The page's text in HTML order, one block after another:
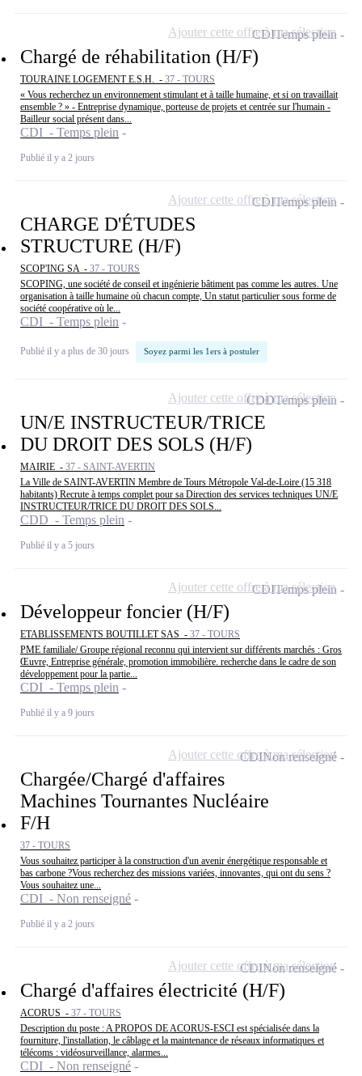
Chargé de réhabilitation (H/F)
TOURAINE LOGEMENT E.S.H. - 37 - TOURS
« Vous recherchez un environnement stimulant et à taille humaine, et si on travaillait
ensemble ? » - Entreprise dynamique, porteuse de projets et centrée sur l'humain -
Bailleur social présent dans...
CDI - Temps plein
Publié il y a 2 jours
CDITemps plein
Ajouter cette offre à ma sélection
CHARGE D'ÉTUDES
STRUCTURE (H/F)
SCOP'ING SA - 37 - TOURS
SCOPING, une société de conseil et ingénierie bâtiment pas comme les autres. Une
organisation à taille humaine où chacun compte, Un statut particulier sous forme de
société coopérative où le...
CDI - Temps plein
Publié il y a plus de 30 jours Soyez parmi les 1ers à postuler
CDITemps plein
Ajouter cette offre à ma sélection
UN/E INSTRUCTEUR/TRICE
DU DROIT DES SOLS (H/F)
MAIRIE - 37 - SAINT-AVERTIN
La Ville de SAINT-AVERTIN Membre de Tours Métropole Val-de-Loire (15 318
habitants) Recrute à temps complet pour sa Direction des services techniques UN/E
INSTRUCTEUR/TRICE DU DROIT DES SOLS...
CDD - Temps plein
Publié il y a 5 jours
CDDTemps plein
Ajouter cette offre à ma sélection
Développeur foncier (H/F)
ETABLISSEMENTS BOUTILLET SAS - 37 - TOURS
PME familiale/ Groupe régional reconnu qui intervient sur différents marchés : Gros
Œuvre, Entreprise générale, promotion immobilière. recherche dans le cadre de son
développement pour la partie...
CDI - Temps plein
Publié il y a 9 jours
CDITemps plein
Ajouter cette offre à ma sélection
Chargée/Chargé d'affaires
Machines Tournantes Nucléaire
F/H
37 - TOURS
Vous souhaitez participer à la construction d'un avenir énergétique responsable et
bas carbone ?Vous recherchez des missions variées, innovantes, qui ont du sens ?
Vous souhaitez une...
CDI - Non renseigné
Publié il y a 2 jours
CDINon renseigné
Ajouter cette offre à ma sélection
Chargé d'affaires électricité (H/F)
ACORUS - 37 - TOURS
Description du poste : A PROPOS DE ACORUS-ESCI est spécialisée dans la
fourniture, l'installation, le câblage et la maintenance de réseaux informatiques et
télécoms : vidéosurveillance, alarmes...
CDI - Non renseigné
CDINon renseigné
Ajouter cette offre à ma sélection